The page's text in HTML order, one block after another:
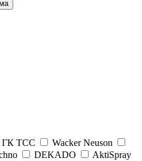
ГК ТСС
Wacker Neuson
DEKADO
AktiSpray